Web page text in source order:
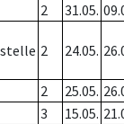
2 31.05.
2 24.05.
2 25.05.
3 15.05.